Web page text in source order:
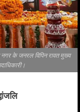
के जनरल विपिन रावत मुख्य